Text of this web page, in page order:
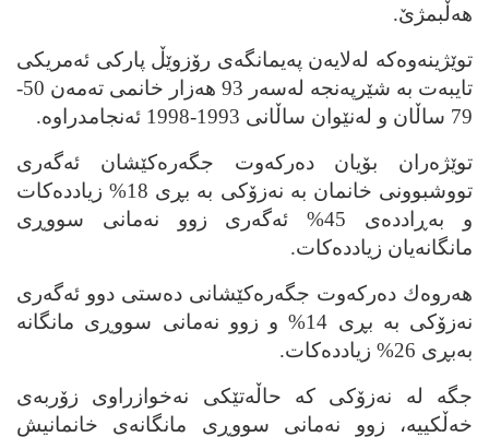
هه‌ڵبمژێ.
توێژینه‌وه‌كه‌ له‌لایه‌ن په‌یمانگه‌ی رۆزوێڵ پاركی ئه‌مریكی
تایبه‌ت به‌ شێرپه‌نجه‌ له‌سه‌ر 93 هه‌زار خانمی ته‌مه‌ن 50-
79 ساڵان و له‌نێوان ساڵانی 1993-1998 ئه‌نجامدراوه‌.
توێژه‌ران بۆیان ده‌ركه‌وت جگه‌ره‌كێشان ئه‌گه‌ری
تووشبوونی خانمان به‌ نه‌زۆكی به‌ بڕی 18% زیادده‌كات
و به‌ڕادده‌ی 45% ئه‌گه‌ری زوو نه‌مانی سووڕی
مانگانه‌یان زیادده‌كات.
هه‌روه‌ك ده‌ركه‌وت جگه‌ره‌كێشانی ده‌ستی دوو ئه‌گه‌ری
نه‌زۆكی به‌ بڕی 14% و زوو نه‌مانی سووڕی مانگانه‌
به‌بڕی 26% زیادده‌كات.
جگه‌ له‌ نه‌زۆكی كه‌ حاڵه‌تێكی نه‌خوازراوی زۆربه‌ی
خه‌ڵكییه‌، زوو نه‌مانی سووڕی مانگانه‌ی خانمانیش